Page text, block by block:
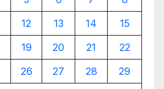
12 13 14
15
19 20 21
22
26 27 28
29